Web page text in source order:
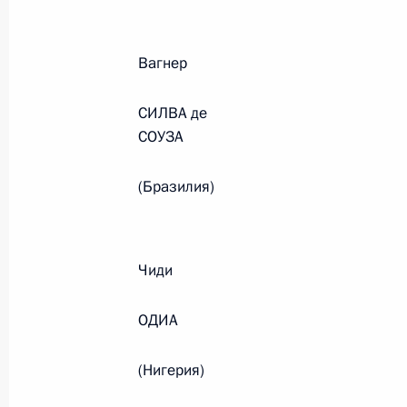
Семинар-совещание по развитию
и цифровых платформ
Вагнер
СИЛВА де
СОУЗА
(Бразилия)
Чиди
ОДИА
(Нигерия)